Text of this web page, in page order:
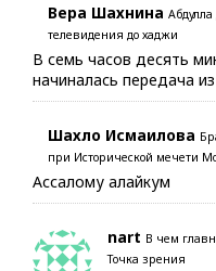
Вера Шахнина Абдулла
телевидения до хаджи
В семь часов десять
начиналась передача
Шахло Исмаилова
при Исторической мечети
Ассалому алайкум
nart В чем
Точка зрения